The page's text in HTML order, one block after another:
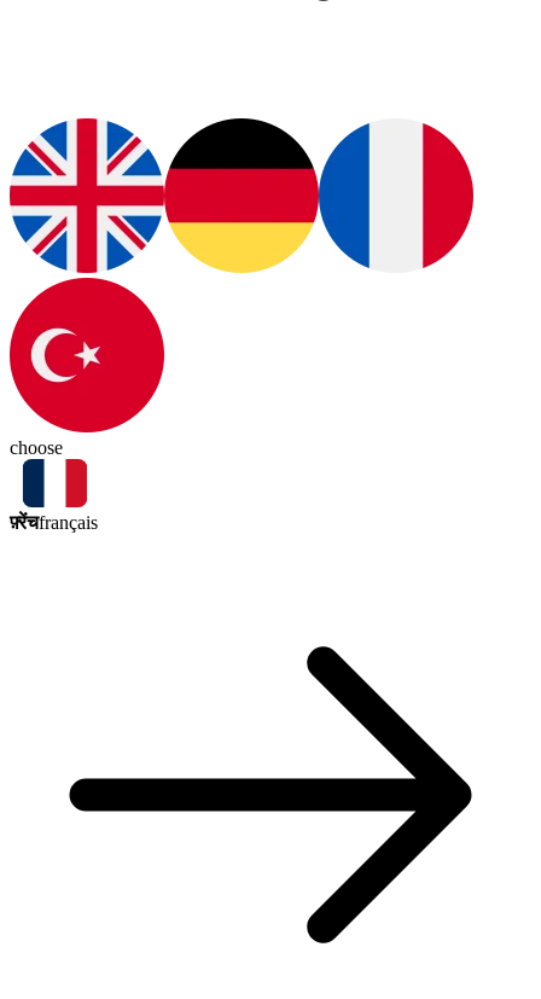
choose
फ़्रेंचfrançais